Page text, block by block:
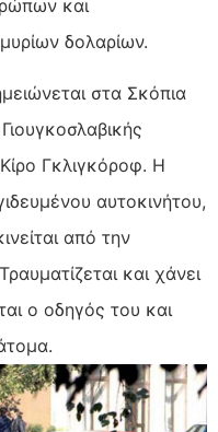
και
δολαρίων.
στα Σκόπια
Γκλιγκόροφ. Η
αυτοκινήτου,
από την
και χάνει
ο οδηγός του και